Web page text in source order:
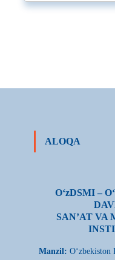
ALOQA
О‘zDSMI –
SAN’AT VA
Manzil: О‘zbekiston